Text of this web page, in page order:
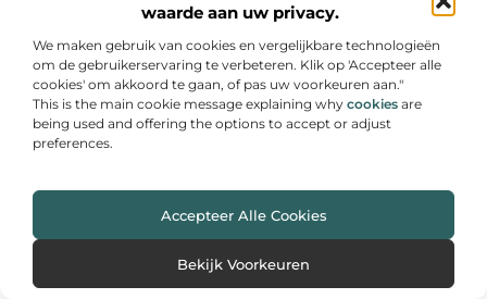
waarde aan uw privacy.
We maken gebruik van cookies en vergelijkbare technologieën
om de gebruikerservaring te verbeteren. Klik op 'Accepteer alle
cookies' om akkoord te gaan, of pas uw voorkeuren aan."
This is the main cookie message explaining why cookies are
being used and offering the options to accept or adjust
preferences.
Accepteer Alle Cookies
Bekijk Voorkeuren
het verschil maakt
Praktijkonderwijs is een unieke onderwijsvorm in
Nederland die zich richt op leerlingen die moeite